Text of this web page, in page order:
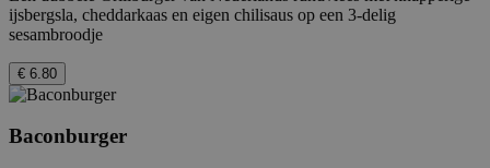
ijsbergsla, cheddarkaas en eigen chilisaus op een 3-delig
sesambroodje
€ 6.80
Baconburger